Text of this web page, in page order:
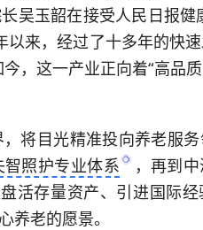
吴玉韶在接受人民日报健
来，经过了十多年的快
，这一产业正向着“高品
将目光精准投向养老服
智照护专业体系 ，再到
活存量资产、引进国际
养老的愿景。